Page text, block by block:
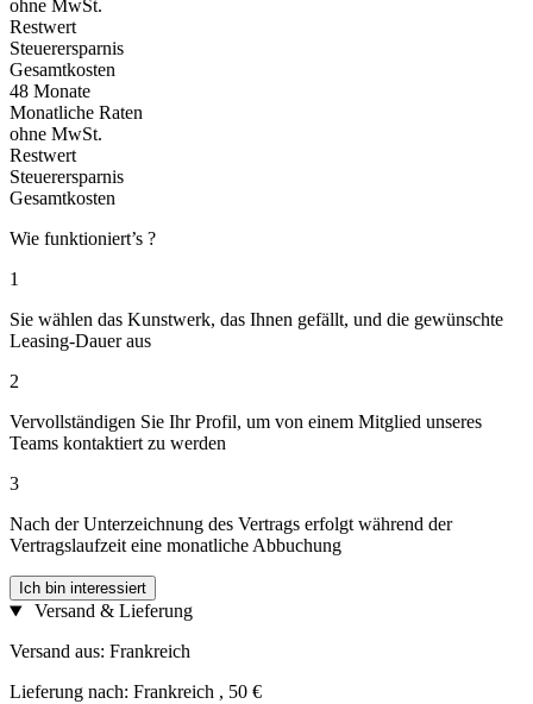
ohne MwSt.
Restwert
Steuerersparnis
Gesamtkosten
48 Monate
Monatliche Raten
ohne MwSt.
Restwert
Steuerersparnis
Gesamtkosten
Wie funktioniert’s ?
1
Sie wählen das Kunstwerk, das Ihnen gefällt, und die gewünschte
Leasing-Dauer aus
2
Vervollständigen Sie Ihr Profil, um von einem Mitglied unseres
Teams kontaktiert zu werden
3
Nach der Unterzeichnung des Vertrags erfolgt während der
Vertragslaufzeit eine monatliche Abbuchung
Ich bin interessiert
Versand & Lieferung
Versand aus: Frankreich
Lieferung nach: Frankreich , 50 €